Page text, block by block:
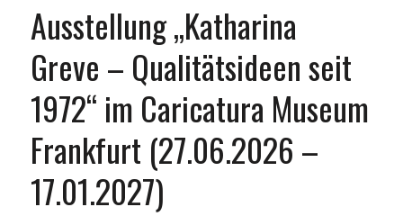
Ausstellung „Katharina
Greve – Qualitätsideen seit
1972“ im Caricatura Museum
Frankfurt (27.06.2026 –
17.01.2027)